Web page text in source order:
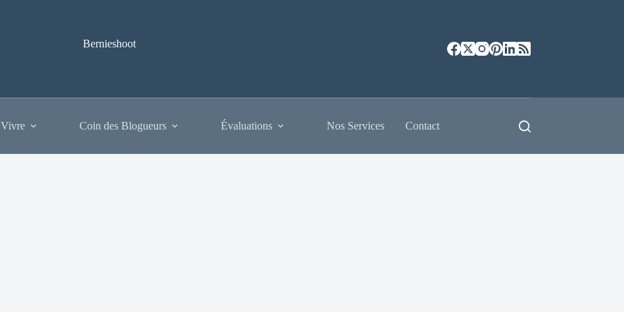
Bernieshoot
Coin des Blogueurs Évaluations Nos Services Contact